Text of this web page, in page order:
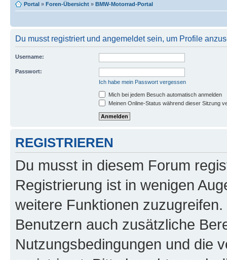
Portal » Foren-Übersicht » BMW-Motorrad-Portal
Du musst registriert und angemeldet sein, um Profile
Username:
Passwort:
Ich habe mein Passwort vergessen
Mich bei jedem Besuch automatisch anmelden
Meinen Online-Status während dieser Sitzung
REGISTRIEREN
Du musst in diesem Forum
Registrierung ist in wenigen
weitere Funktionen
Benutzern auch zusätzliche
Nutzungsbedingungen und die